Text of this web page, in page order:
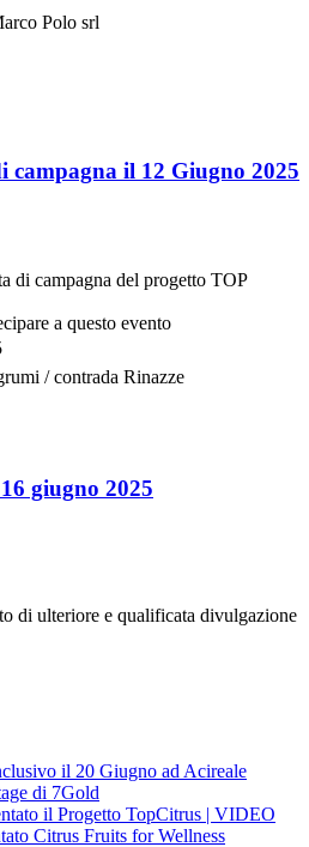
Polo srl
campagna il 12 Giugno 2025
di campagna del progetto TOP
a questo evento
/ contrada Rinazze
giugno 2025
di ulteriore e qualificata divulgazione
il 20 Giugno ad Acireale
di 7Gold
il Progetto TopCitrus | VIDEO
Citrus Fruits for Wellness